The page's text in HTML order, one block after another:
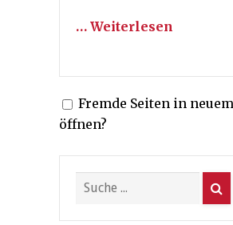
… Weiterlesen
Fremde Seiten in
öffnen?